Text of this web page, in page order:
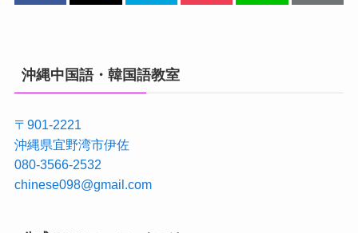
沖縄中国語・韓国語教室
〒901-2221
沖縄県宜野湾市伊佐
080-3566-2532
chinese098@gmail.com